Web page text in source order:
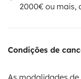
2000€ ou mais,
Condições de
As modalidades